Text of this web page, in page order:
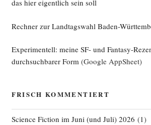
das hier eigentlich sein soll
Rechner zur Landtagswahl Baden-
Experimentell: meine SF- und Fantasy-
durchsuchbarer Form(Google AppSheet)
FRISCH KOMMENTIERT
Science Fiction im Juni (und Juli) 2026 (1)